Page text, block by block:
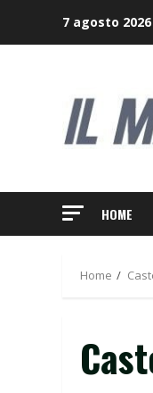
7 agosto 2026
HOME
Home